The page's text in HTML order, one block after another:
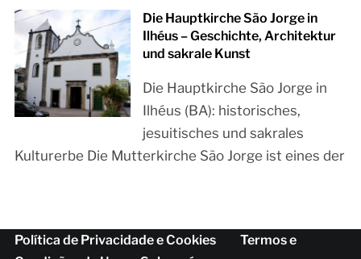
Die Hauptkirche São Jorge in
Ilhéus – Geschichte, Architektur
und sakrale Kunst
Die Hauptkirche São Jorge in
Ilhéus (BA): historisches,
jesuitisches und sakrales
Kulturerbe Die Mutterkirche São Jorge ist eines der
Política de Privacidade e Cookies
Termos e